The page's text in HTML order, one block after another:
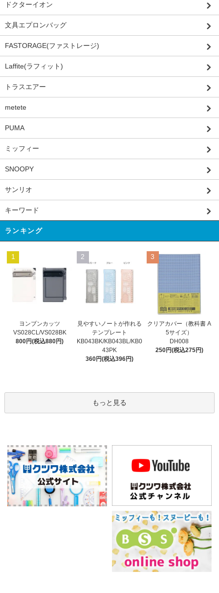
ドクターイオン
文具エプロンバッグ
FASTORAGE(ファストレージ)
Laffite(ラフィット)
トラスエアー
metete
PUMA
ミッフィー
SNOOPY
サンリオ
キーワード
ランキング
1
ヨンブンカッツ
VS028CL/VS028BK
800円(税込880円)
2
見やすいノートが作れる
テンプレート
KB043BK/KB043BL/KB0
43PK
360円(税込396円)
3
クリアカバー（教科書 A
5サイズ）
DH008
250円(税込275円)
もっと見る